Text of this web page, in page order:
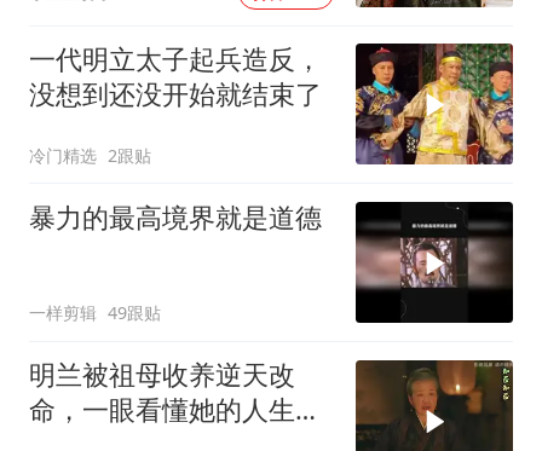
一代明立太子起兵造反，
没想到还没开始就结束了
冷门精选 2跟贴
暴力的最高境界就是道德
一样剪辑 49跟贴
明兰被祖母收养逆天改
命，一眼看懂她的人生转